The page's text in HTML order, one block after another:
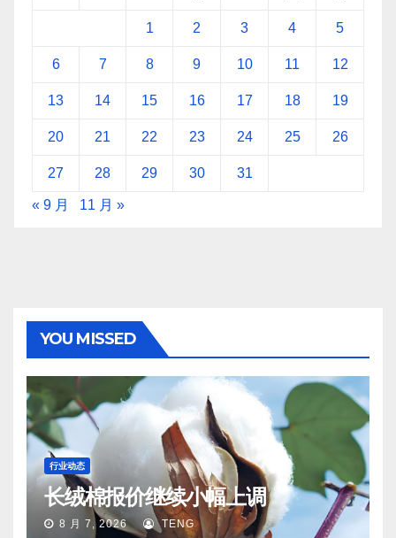
1 2 3 4 5
6 7 8 9 10 11 12
13 14 15 16 17 18 19
20 21 22 23 24 25 26
27 28 29 30 31
« 9 月 11 月 »
YOU MISSED
行业动态
长绒棉报价继续小幅上调
8 月 7, 2026 TENG